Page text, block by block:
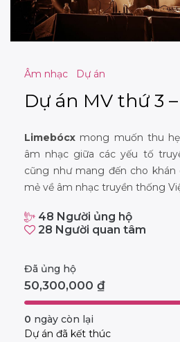
Âm nhạc Dự án
Dự án MV thứ 3
Limebócx mong muốn thu
âm nhạc giữa các yếu tố
cũng như mang đến cho khán
mẻ về âm nhạc truyền thống
48 Người ủng hộ
28 Người quan tâm
50,300,000 ₫
Đã ủng hộ
0 ngày còn lại
Dự án đã kết thúc